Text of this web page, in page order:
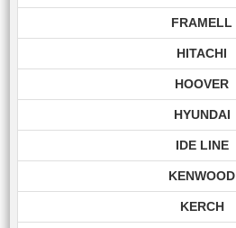
FRAMELL
HITACHI
HOOVER
HYUNDAI
IDE LINE
KENWOOD
KERCH